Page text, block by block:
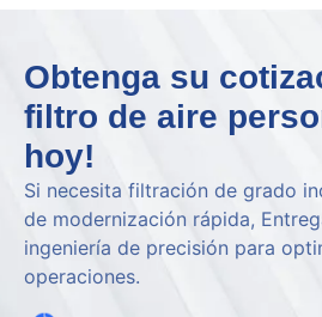
Obtenga su
filtro de aire
hoy!
Si necesita filtración de grado
de modernización rápida,
ingeniería de precisión para
operaciones.